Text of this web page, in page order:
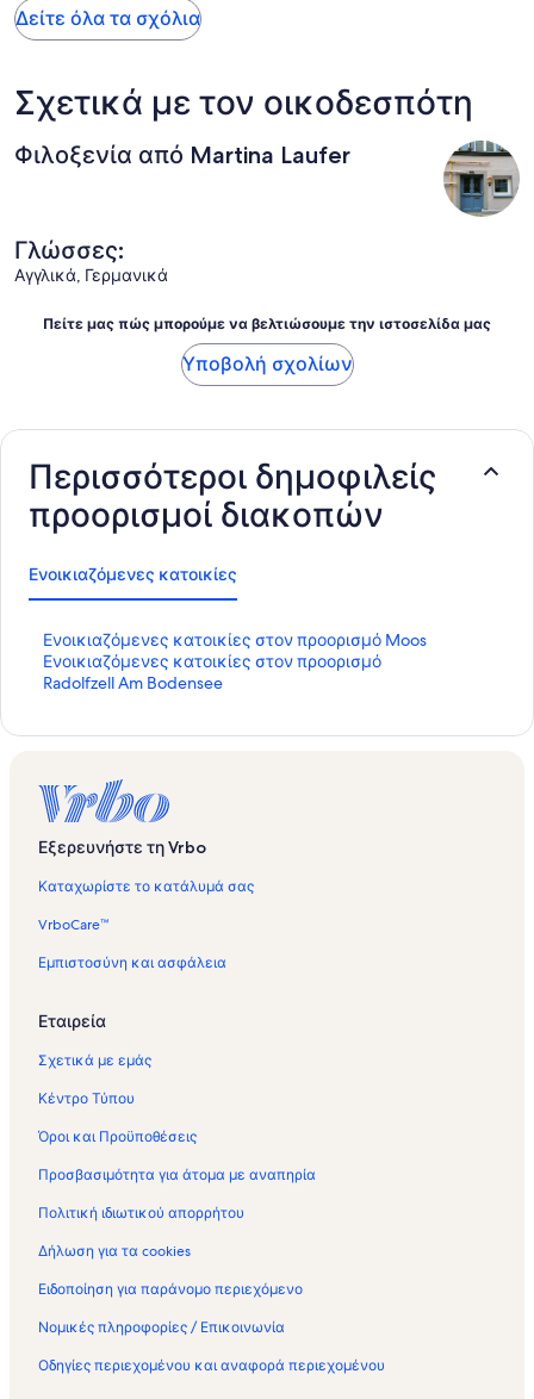
Δείτε όλα τα σχόλια
Σχετικά με τον οικοδεσπότη
Φιλοξενία από Martina Laufer
Γλώσσες:
Αγγλικά, Γερμανικά
Πείτε μας πώς μπορούμε να βελτιώσουμε την ιστοσελίδα μας
Υποβολή σχολίων
Περισσότεροι δημοφιλείς
προορισμοί διακοπών
Ενοικιαζόμενες κατοικίες
Ενοικιαζόμενες κατοικίες στον προορισμό Moos
Σ
τ
ά
Σ
ύ
δ
σ
μ
ς
α
ν
ο
ι
κ
α
ό
μ
ε
ν
ς
α
Ενοικιαζόμενες κατοικίες στον προορισμό
Radolfzell Am Bodensee
Σ
τ
ρ
Σ
ν
ε
σ
ο
ι
Ε
ν
ο
ι
ι
ζ
μ
ε
ε
κ
Εξερευνήστε τη Vrbo
Καταχωρίστε το κατάλυμά σας
VrboCare™
Εμπιστοσύνη και ασφάλεια
Εταιρεία
Σχετικά με εμάς
Κέντρο Τύπου
Όροι και Προϋποθέσεις
Προσβασιμότητα για άτομα με αναπηρία
Πολιτική ιδιωτικού απορρήτου
Δήλωση για τα cookies
Ειδοποίηση για παράνομο περιεχόμενο
Νομικές πληροφορίες / Επικοινωνία
Οδηγίες περιεχομένου και αναφορά περιεχομένου